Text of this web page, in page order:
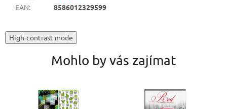
EAN: 8586012329599
High-contrast mode
Mohlo by vás zajímat